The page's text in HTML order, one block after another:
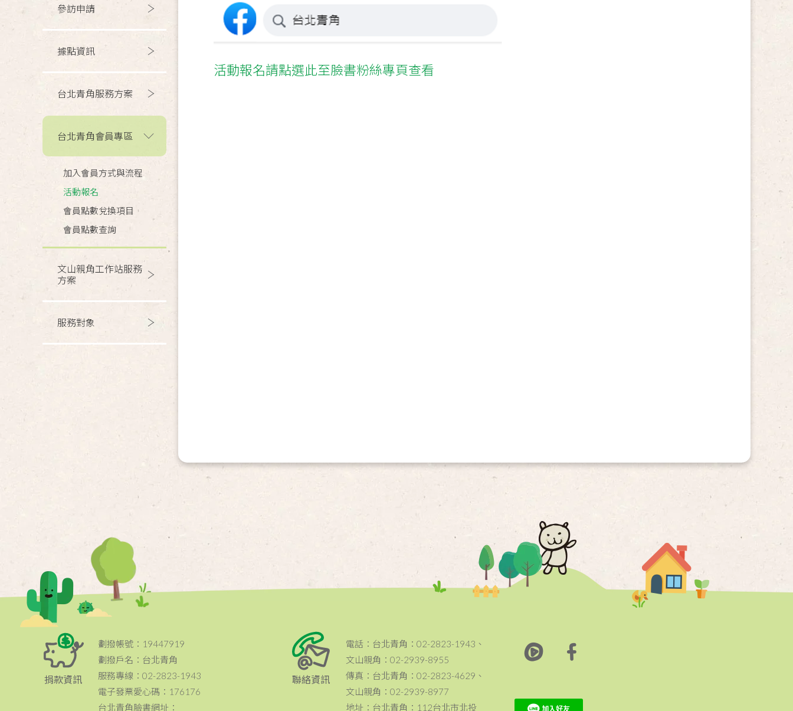
參訪申請
據點資訊
台北青角服務方案
台北青角會員專區
加入會員方式與流程
活動報名
會員點數兌換項目
會員點數查詢
文山親角工作站服務
方案
服務對象
活動報名請點選此至臉書粉絲專頁查看
捐款資訊
劃撥帳號：19447919
劃撥戶名：台北青角
服務專線：02-2823-1943
電子發票愛心碼：176176
台北青角臉書網址：
聯絡資訊
電話：台北青角：02-2823-1943、
文山親角：02-2939-8955
傳真：台北青角：02-2823-4629、
文山親角：02-2939-8977
地址：台北青角：112台北市北投